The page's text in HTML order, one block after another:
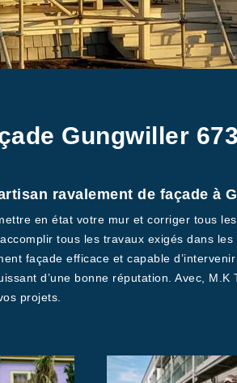
Gungwiller
ravalement de façade à
en état votre mur et corriger tous
tous les travaux exigés dans
façade efficace et capable
d’une bonne réputation. Avec,
projets.